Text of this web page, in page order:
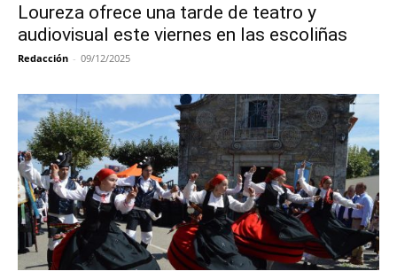
Loureza ofrece una tarde de teatro y
audiovisual este viernes en las escoliñas
Redacción - 09/12/2025